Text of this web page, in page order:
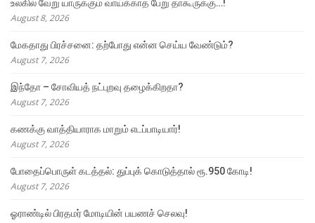
உலகில் வேறு யாருக்கும் வாய்க்காத பேறு தாகூருக்கு…!
August 8, 2026
மேகதாது பிரச்சனை: தற்போது என்ன செய்ய வேண்டும்?
August 7, 2026
இந்தோ – சோவியத் நட்புறவு தழைக்கிறதா?
August 7, 2026
கணக்கு வாத்தியாராக மாறும் எடப்பாடியார்!
August 7, 2026
போதைப்பொருள் கடத்தல்: துப்புக் கொடுத்தால் ரூ.950 கோடி!
August 7, 2026
ஓராண்டில் பிரதமர் மோடியின் பயணச் செலவு!